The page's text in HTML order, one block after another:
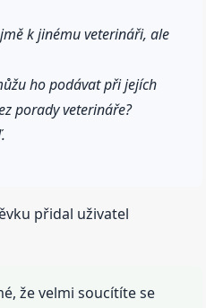
k jinému veterináři, ale
ho podávat při jejích
porady veterináře?
přidal uživatel
že velmi soucítíte se